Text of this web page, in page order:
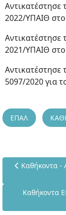
2022/ΥΠΑΙΘ
2021/ΥΠΑΙΘ
5097/2020 για
ΕΠΑΛ
Προηγούμενο
Καθήκοντα -
Επόμενο
Καθήκοντα